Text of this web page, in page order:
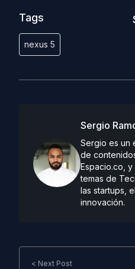
Tags
nexus 5
Sergio
Sergio es un
de
Espacio.co,
temas de
las startups,
innovación.
< Next Post